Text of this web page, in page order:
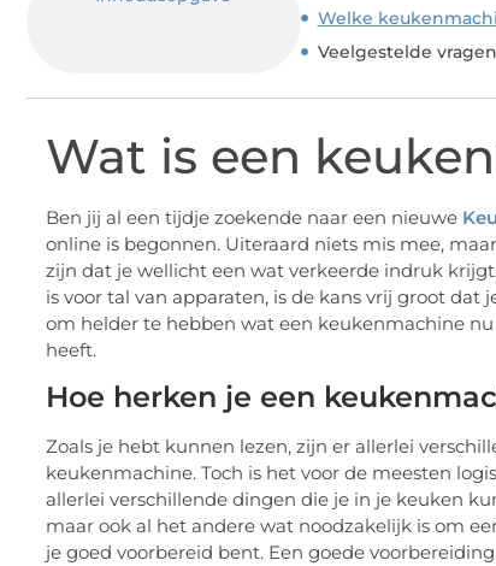
Welke
Veelgestelde vragen
Wat is een
Ben jij al een tijdje zoekende naar een nieuwe
online is begonnen. Uiteraard niets mis mee,
zijn dat je wellicht een wat verkeerde indruk
is voor tal van apparaten, is de kans vrij groot
om helder te hebben wat een keukenmachine
heeft.
Hoe herken je een
Zoals je hebt kunnen lezen, zijn er allerlei
keukenmachine. Toch is het voor de meesten
allerlei verschillende dingen die je in je keuken
maar ook al het andere wat noodzakelijk is om
je goed voorbereid bent. Een goede